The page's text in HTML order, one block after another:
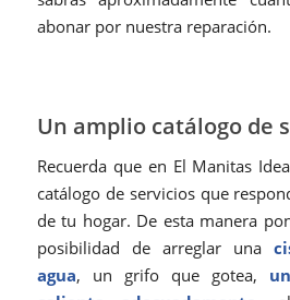
abonar por nuestra reparación.
Un amplio catálogo de
Recuerda que en El Manitas
catálogo de servicios que
de tu hogar. De esta manera
posibilidad de arreglar una
agua, un grifo que gotea,